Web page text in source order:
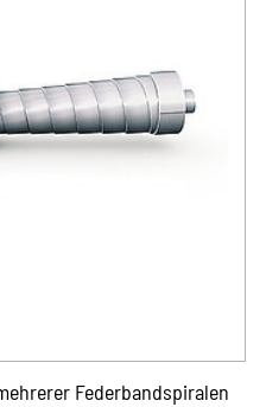
Federbandspiralen